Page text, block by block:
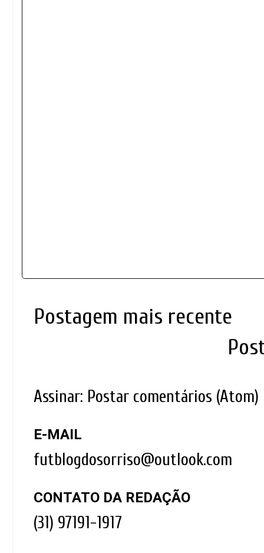
Postagem mais recente
Assinar: Postar comentários (Atom)
E-MAIL
futblogdosorriso@outlook.com
CONTATO DA REDAÇÃO
(31) 97191-1917